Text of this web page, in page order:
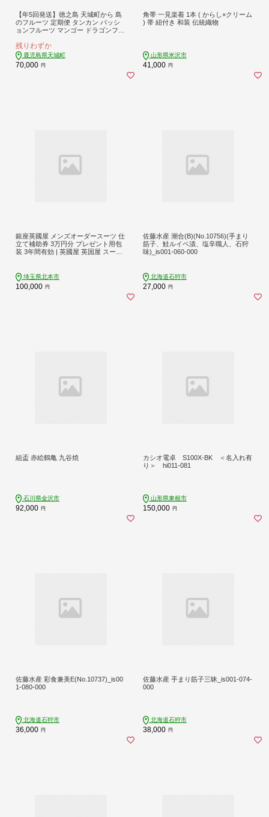
【年5回発送】徳之島 天城町から 島
のフルーツ 定期便 タンカン パッシ
ョンフルーツ マンゴー ドラゴンフル
残りわずか
鹿児島県天城町
70,000 円
角帯 一見楽着 1本 ( からし×クリーム
) 帯 紐付き 和装 伝統織物
山形県米沢市
41,000 円
銀座英國屋 メンズオーダースーツ 仕
立て補助券 3万円分 プレゼント用包
装 3年間有効 | 英國屋 英国屋 スーツ
ーダーメードスーツ 贈答 ギフト 仕
立券 チケット 高級 リクルート 結納
返し お祝い 高級スーツ 贈り物 テー
埼玉県北本市
100,000 円
佐藤水産 潮合(B)(No.10756)(手まり
筋子、鮭ルイベ漬、塩辛職人、石狩
味)_is001-060-000
北海道石狩市
27,000 円
組盃 赤絵鶴亀 九谷焼
石川県金沢市
92,000 円
カシオ電卓 S100X-BK ＜名入れ有
り＞ hi011-081
山形県東根市
150,000 円
佐藤水産 彩食兼美E(No.10737)_is00
1-080-000
北海道石狩市
36,000 円
佐藤水産 手まり筋子三昧_is001-074-
000
北海道石狩市
38,000 円